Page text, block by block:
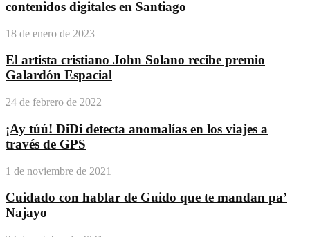
contenidos digitales en Santiago
18 de enero de 2023
El artista cristiano John Solano recibe premio
Galardón Espacial
24 de febrero de 2022
¡Ay túú! DiDi detecta anomalías en los viajes a
través de GPS
1 de noviembre de 2021
Cuidado con hablar de Guido que te mandan pa’
Najayo